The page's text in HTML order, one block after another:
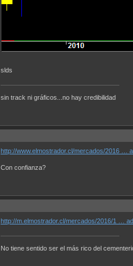
slds
sin track ni gráficos...no hay credibilidad
http://www.elmostrador.cl/mercados/2016 …
Con confianza?
http://m.elmostrador.cl/mercados/2016/1 …
No tiene sentido ser el más rico del